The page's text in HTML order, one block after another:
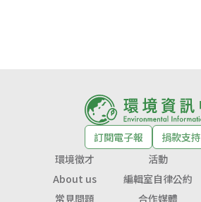
訂閱電子報
捐款支持
環境徵才
活動
About us
編輯室自律公約
常見問題
合作媒體